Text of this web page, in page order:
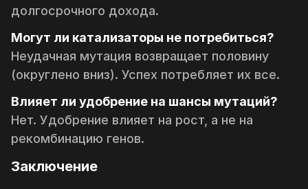
долгосрочного дохода.
Могут ли катализаторы не потребиться?
Неудачная мутация возвращает половину
(округлено вниз). Успех потребляет их все.
Влияет ли удобрение на шансы мутаций?
Нет. Удобрение влияет на рост, а не на
рекомбинацию генов.
Заключение